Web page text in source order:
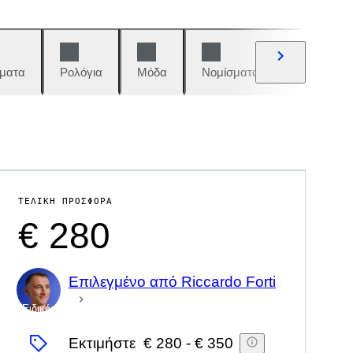
Ρολόγια Μόδα Νομίσματα και
ΤΕΛΙΚΉ ΠΡΟΣΦΟΡΆ
€ 280
Ειδικός
Επιλεγμένο από Riccardo Forti
Εκτιμήστε € 280 - € 350